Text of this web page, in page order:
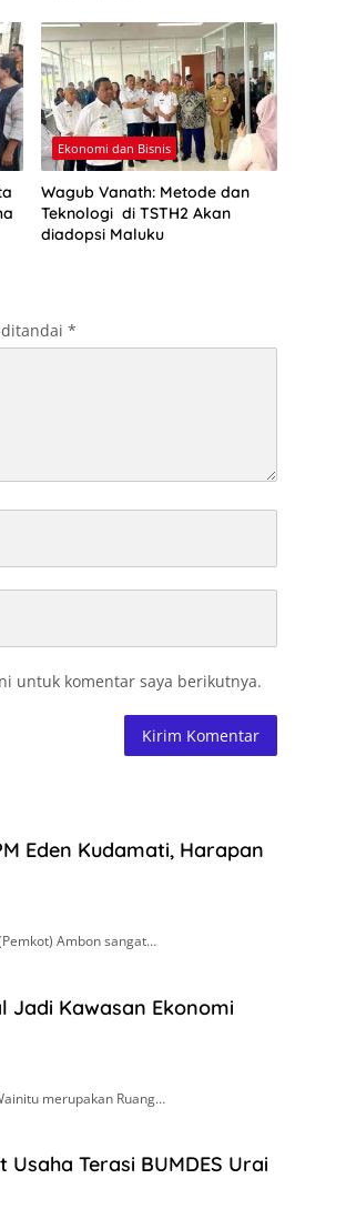
Ekonomi dan Bisnis
Wagub Vanath: Metode dan
Teknologi di TSTH2 Akan
diadopsi Maluku
*
untuk komentar saya berikutnya.
Eden Kudamati, Harapan
Ambon sangat…
Jadi Kawasan Ekonomi
merupakan Ruang…
Terasi BUMDES Urai